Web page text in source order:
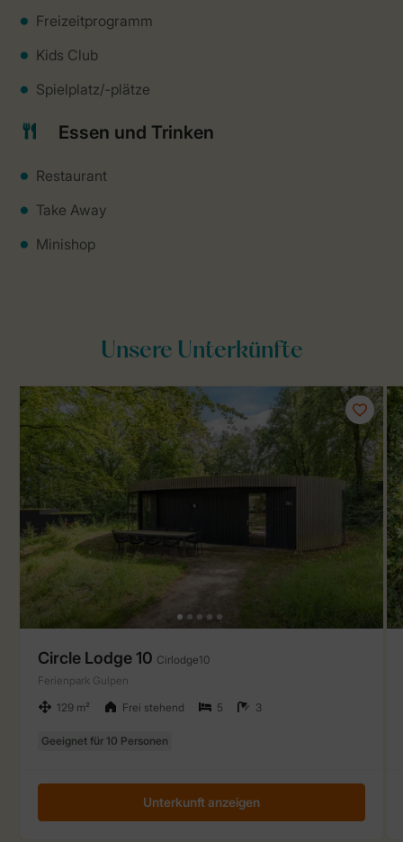
Freizeitprogramm
Kids Club
Spielplatz/-plätze
Essen und Trinken
Restaurant
Take Away
Minishop